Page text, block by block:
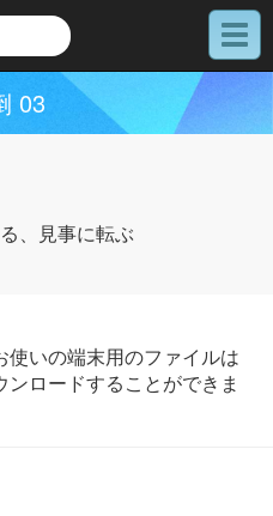
メ
ニ
03
、見事に転ぶ
いの端末用のファイルは
ロードすることができま